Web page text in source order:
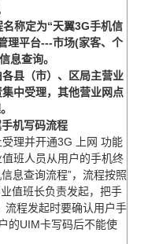
称定为“天翼3G手机信
理平台---市场(家客、个
息查询。
县（市）、区局主营业
中受理，其他营业网点
机写码流程
理并开通3G
上网 功能
班人员从用户的手机终
息查询流程”，流程按照
值班长负责发起，把手
流程发起时要确认用户手
的UIM卡写码后不能使